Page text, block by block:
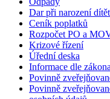
Dar při narození
Ceník poplatků
Rozpočet PO a
Krizové řízení
Úřední deska
Informace dle
Povinně
Povinně